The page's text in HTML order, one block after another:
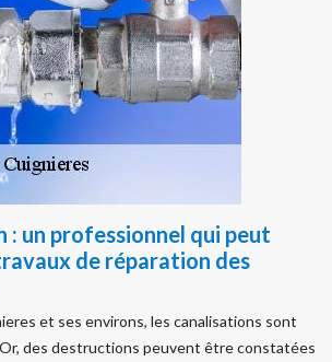
: un professionnel qui peut
de réparation des
et ses environs, les canalisations sont
des destructions peuvent être constatées